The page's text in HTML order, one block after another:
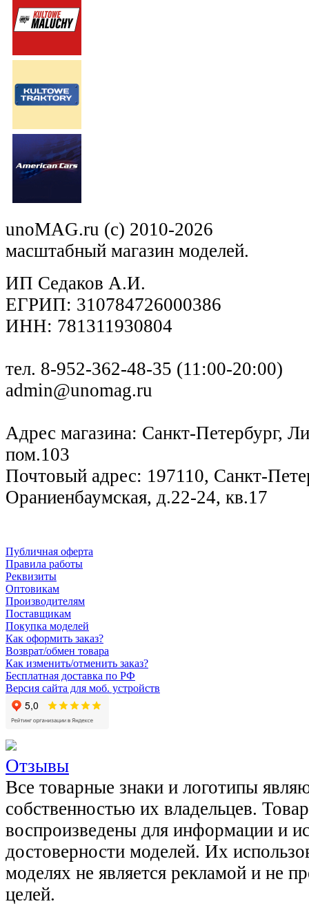
unoMAG.ru (c) 2010-2026
масштабный магазин моделей.
ИП Седаков А.И.
ЕГРИП: 310784726000386
ИНН: 781311930804
тел. 8-952-362-48-35 (11:00-20:00)
admin@unomag.ru
Адрес магазина: Санкт-Петербург,
пом.103
Почтовый адрес: 197110, Санкт-
Ораниенбаумская, д.22-24, кв.17
Публичная оферта
Правила работы
Реквизиты
Оптовикам
Производителям
Поставщикам
Покупка моделей
Как оформить заказ?
Возврат/обмен товара
Как изменить/отменить заказ?
Бесплатная доставка по РФ
Версия сайта для моб. устройств
Отзывы
Все товарные знаки и логотипы
собственностью их владельцев.
воспроизведены для информации и
достоверности моделей. Их
моделях не является рекламой и не
целей.